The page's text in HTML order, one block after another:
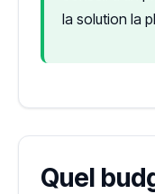
la solution la
Quel